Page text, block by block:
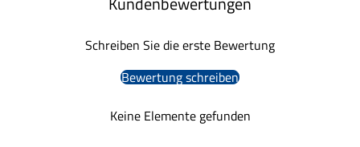
Schreiben Sie die erste Bewertung
Bewertung schreiben
Keine Elemente gefunden